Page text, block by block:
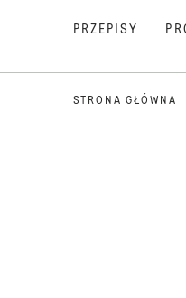
PRZEPISY
STRONA GŁÓWNA